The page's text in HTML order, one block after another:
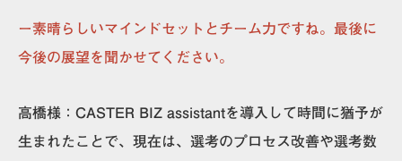
ー素晴らしいマインドセットとチーム力ですね。最後に
今後の展望を聞かせてください。
高橋様： CASTER BIZ assistantを導入して時間に猶予が
生まれたことで、現在は、選考のプロセス改善や選考数